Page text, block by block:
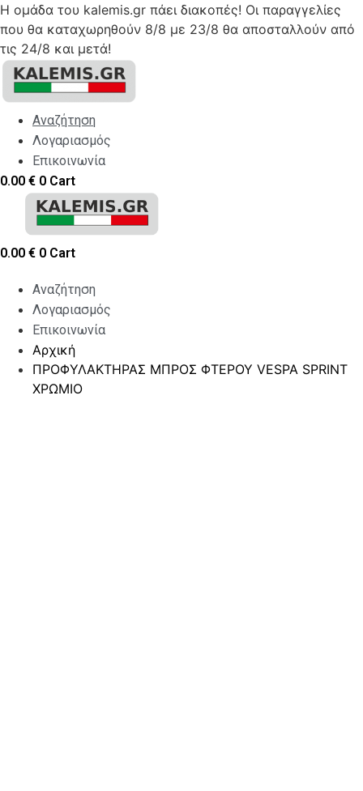
Η ομάδα του kalemis.gr πάει διακοπές! Οι παραγγελίες
που θα καταχωρηθούν 8/8 με 23/8 θα αποσταλλούν από
τις 24/8 και μετά!
Skip
content
Αναζήτηση
Λογαριασμός
Επικοινωνία
0.00 € 0 Cart
0.00 € 0 Cart
Αναζήτηση
Λογαριασμός
Επικοινωνία
Αρχική
ΠΡΟΦΥΛΑΚΤΗΡΑΣ ΜΠΡΟΣ ΦΤΕΡΟΥ VESPA SPRINT
ΧΡΩΜΙΟ